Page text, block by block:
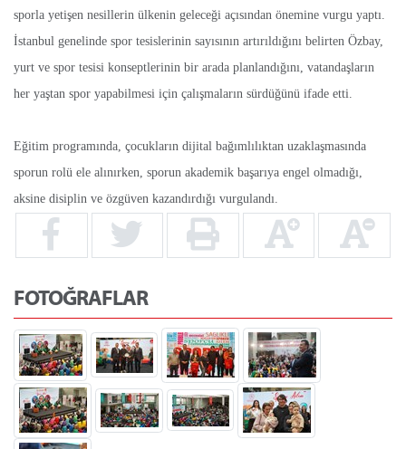
sporla yetişen nesillerin ülkenin geleceği açısından önemine vurgu yaptı.
İstanbul genelinde spor tesislerinin sayısının artırıldığını belirten Özbay,
yurt ve spor tesisi konseptlerinin bir arada planlandığını, vatandaşların
her yaştan spor yapabilmesi için çalışmaların sürdüğünü ifade etti.
Eğitim programında, çocukların dijital bağımlılıktan uzaklaşmasında
sporun rolü ele alınırken, sporun akademik başarıya engel olmadığı,
aksine disiplin ve özgüven kazandırdığı vurgulandı.
FOTOĞRAFLAR